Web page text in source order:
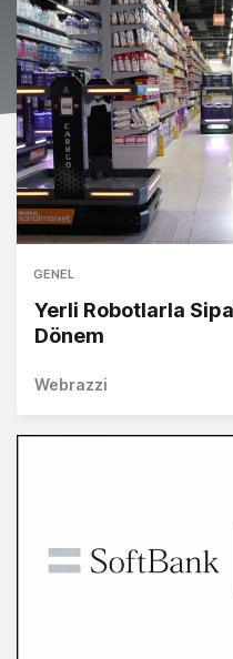
GENEL
Yerli Robotlarla
Dönem
Webrazzi